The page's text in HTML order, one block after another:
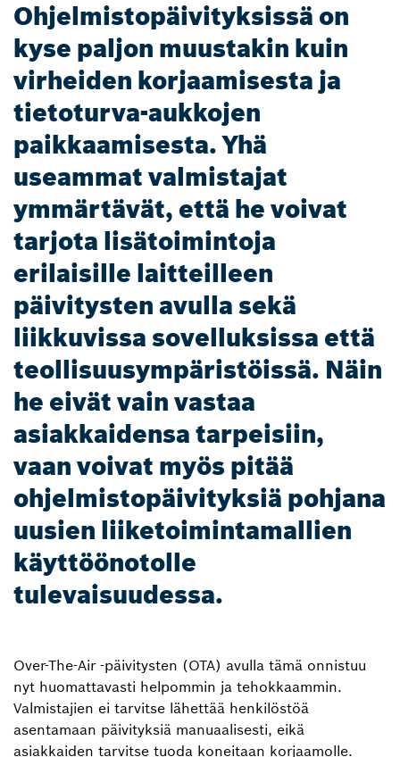
Ohjelmistopäivityksissä on
kyse paljon muustakin kuin
virheiden korjaamisesta ja
tietoturva-aukkojen
paikkaamisesta. Yhä
useammat valmistajat
ymmärtävät, että he voivat
tarjota lisätoimintoja
erilaisille laitteilleen
päivitysten avulla sekä
liikkuvissa sovelluksissa että
teollisuusympäristöissä. Näin
he eivät vain vastaa
asiakkaidensa tarpeisiin,
vaan voivat myös pitää
ohjelmistopäivityksiä pohjana
uusien liiketoimintamallien
käyttöönotolle
tulevaisuudessa.
Over-The-Air -päivitysten (OTA) avulla tämä onnistuu
nyt huomattavasti helpommin ja tehokkaammin.
Valmistajien ei tarvitse lähettää henkilöstöä
asentamaan päivityksiä manuaalisesti, eikä
asiakkaiden tarvitse tuoda koneitaan korjaamolle.